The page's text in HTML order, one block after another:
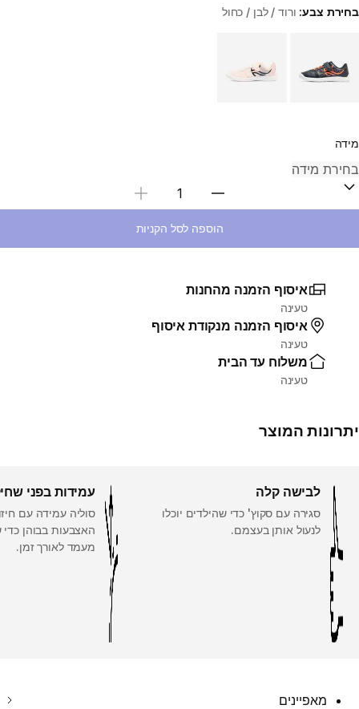
בחירת צבע: ורוד / לבן / כחול
מידה
בחירת כמות
הוספה לסל הקניות
איסוף הזמנה מהחנות
טעינה
איסוף הזמנה מנקודת איסוף
טעינה
משלוח עד הבית
טעינה
יתרונות המוצר
לבישה קלה
סגירה עם סקוץ' כדי שהילדים יוכלו
לנעול אותן בעצמם.
עמידות בפני
סוליה עמידה עם
האצבעות בבוהן כדי
מעמד לאורך זמן.
מאפיינים